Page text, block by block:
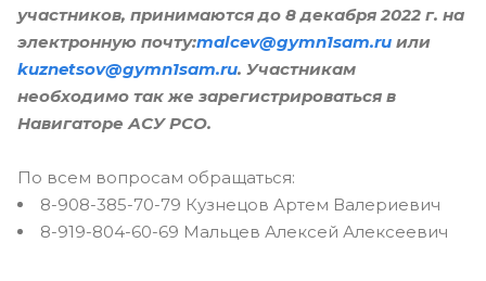
участников, принимаются до 8 декабря 2022 г. на
электронную почту:malcev@gymn1sam.ru или
kuznetsov@gymn1sam.ru. Участникам
необходимо так же зарегистрироваться в
Навигаторе АСУ РСО.
По всем вопросам обращаться:
8-908-385-70-79 Кузнецов Артем Валериевич
8-919-804-60-69 Мальцев Алексей Алексеевич